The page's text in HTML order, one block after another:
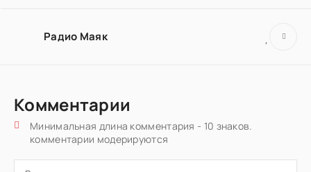
Радио Маяк
Комментарии
Минимальная длина комментария - 10 знаков.
комментарии модерируются